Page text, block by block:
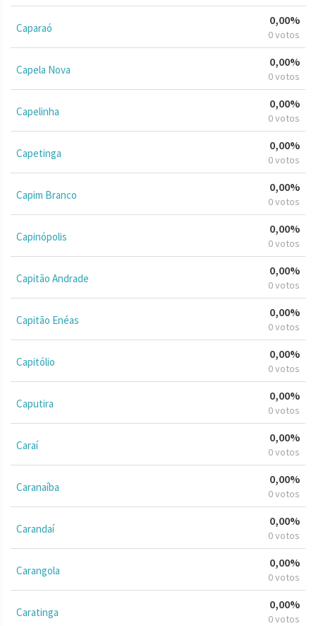
Caparaó
0,00%
0 votos
Capela Nova
0,00%
0 votos
Capelinha
0,00%
0 votos
Capetinga
0,00%
0 votos
Capim Branco
0,00%
0 votos
Capinópolis
0,00%
0 votos
Capitão Andrade
0,00%
0 votos
Capitão Enéas
0,00%
0 votos
Capitólio
0,00%
0 votos
Caputira
0,00%
0 votos
Caraí
0,00%
0 votos
Caranaíba
0,00%
0 votos
Carandaí
0,00%
0 votos
Carangola
0,00%
0 votos
Caratinga
0,00%
0 votos